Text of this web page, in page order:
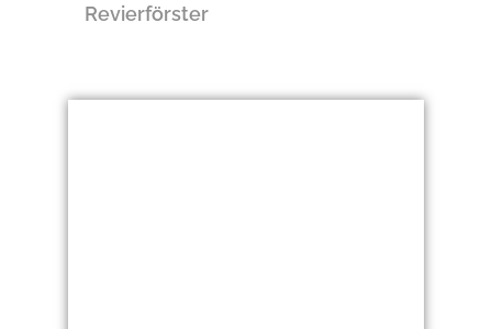
Revierförster